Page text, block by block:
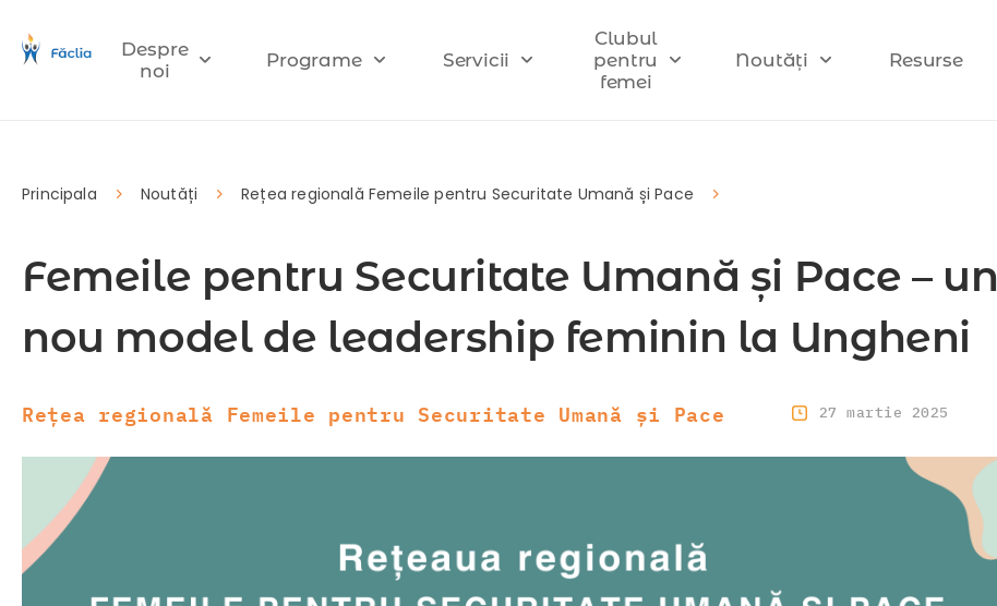
Despre
noi
Programe Servicii
Clubul
pentru
femei
Noutăți Resurse
Principala Noutăți Rețea regională Femeile pentru Securitate Umană și Pace
Femeile pentru Securitate Umană și Pace – un
nou model de leadership feminin la Ungheni
Rețea regională Femeile pentru Securitate Umană și Pace 27 martie 2025